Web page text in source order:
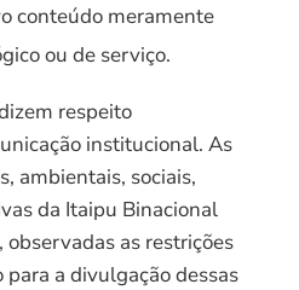
conteúdo meramente
ou de serviço.
respeito
institucional. As
ambientais, sociais,
da Itaipu Binacional
as restrições
a divulgação dessas